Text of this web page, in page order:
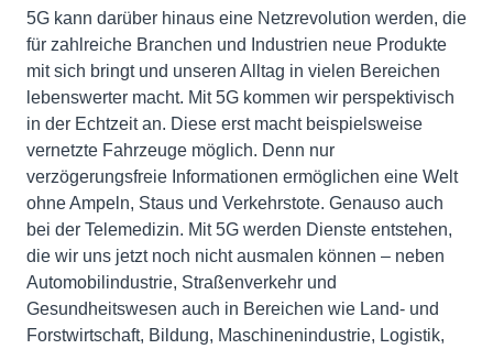
5G kann darüber hinaus eine Netzrevolution werden, die
für zahlreiche Branchen und Industrien neue Produkte
mit sich bringt und unseren Alltag in vielen Bereichen
lebenswerter macht. Mit 5G kommen wir perspektivisch
in der Echtzeit an. Diese erst macht beispielsweise
vernetzte Fahrzeuge möglich. Denn nur
verzögerungsfreie Informationen ermöglichen eine Welt
ohne Ampeln, Staus und Verkehrstote. Genauso auch
bei der Telemedizin. Mit 5G werden Dienste entstehen,
die wir uns jetzt noch nicht ausmalen können – neben
Automobilindustrie, Straßenverkehr und
Gesundheitswesen auch in Bereichen wie Land- und
Forstwirtschaft, Bildung, Maschinenindustrie, Logistik,